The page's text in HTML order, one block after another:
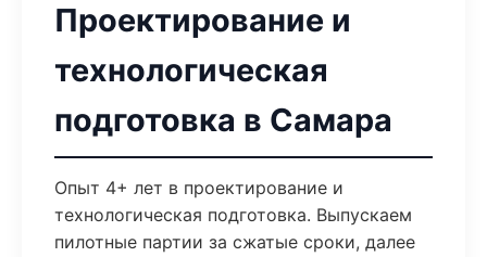
Проектирование и
технологическая
подготовка в Самара
Опыт 4+ лет в проектирование и
технологическая подготовка. Выпускаем
пилотные партии за сжатые сроки, далее